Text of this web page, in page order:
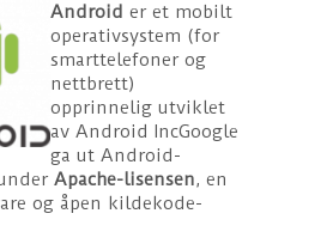
Android er et mobilt
operativsystem (for
smarttelefoner og
nettbrett)
opprinnelig utviklet
av Android IncGoogle
ga ut Android-
Apache-lisensen, en
og åpen kildekode-